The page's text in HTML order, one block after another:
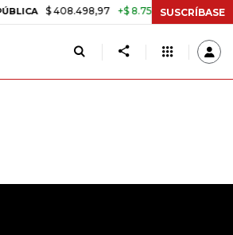
$ 408.498,97 +$ 8.753,81 +2,19% TASA
SUSCRÍBASE